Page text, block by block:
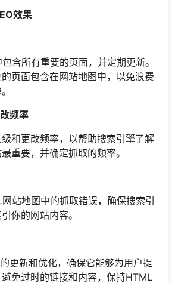
效果
含所有重要的页面，并定期更新。
页面包含在网站地图中，以免浪费
频率
和更改频率，以帮助搜索引擎了解
重要，并确定抓取的频率。
站地图中的抓取错误，确保搜索引
你的网站内容。
更新和优化，确保它能够为用户提
免过时的链接和内容，保持HTML